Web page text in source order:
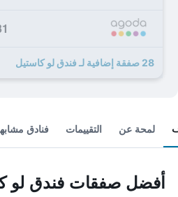
28 صفقة إضافية لـ فندق لو كاستيل
لمحة عن التقييمات فنادق
أفضل صفقات فندق لو